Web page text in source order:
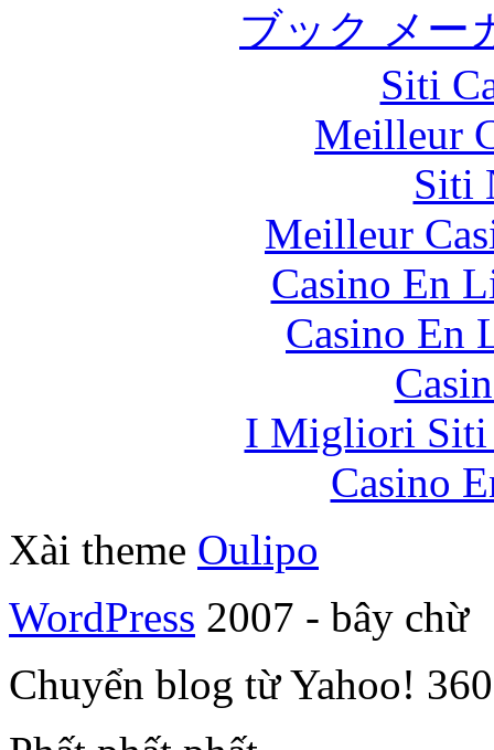
ブック メー
Siti
Meilleur
Siti
Meilleur
Casino En
Casino En
I Migliori Siti
Casino
Xài theme Oulipo
WordPress 2007 - bây chừ
Chuyển blog từ Yahoo!